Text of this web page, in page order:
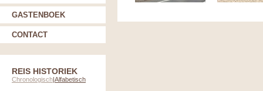
GASTENBOEK
CONTACT
REIS HISTORIEK
Chronologisch|Alfabetisch